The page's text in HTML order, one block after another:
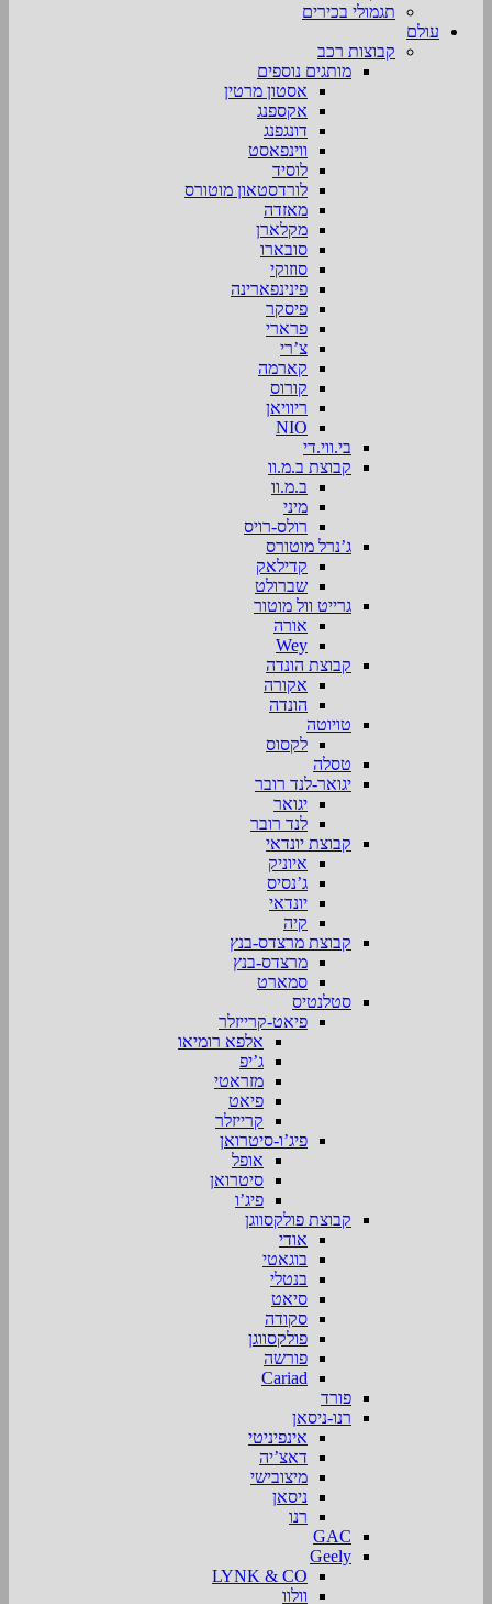
תגמולי בכירים
עולם
קבוצות רכב
מותגים נוספים
אסטון מרטין
אקספנג
דונגפנג
ווינפאסט
לוסיד
לורדסטאון מוטורס
מאזדה
מקלארן
סובארו
סוזוקי
פינינפארינה
פיסקר
פרארי
צ’רי
קארמה
קורוס
ריוויאן
NIO
בי.ווי.די
קבוצת ב.מ.וו
ב.מ.וו
מיני
רולס-רויס
ג’נרל מוטורס
קדילאק
שברולט
גרייט וול מוטור
אורה
Wey
קבוצת הונדה
אקורה
הונדה
טויוטה
לקסוס
טסלה
יגואר-לנד רובר
יגואר
לנד רובר
קבוצת יונדאי
איוניק
ג’נסיס
יונדאי
קיה
קבוצת מרצדס-בנץ
מרצדס-בנץ
סמארט
סטלנטיס
פיאט-קרייזלר
אלפא רומיאו
ג’יפ
מזראטי
פיאט
קרייזלר
פיג’ו-סיטרואן
אופל
סיטרואן
פיג’ו
קבוצת פולקסווגן
אודי
בוגאטי
בנטלי
סיאט
סקודה
פולקסווגן
פורשה
Cariad
פורד
רנו-ניסאן
אינפיניטי
דאצ’יה
מיצובישי
ניסאן
רנו
GAC
Geely
LYNK & CO
וולוו